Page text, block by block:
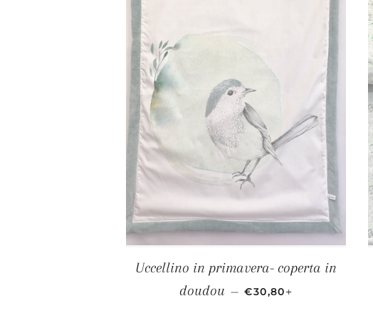
Uccellino in primavera- coperta in
doudou — PREZZO SCONTATO
€30,80